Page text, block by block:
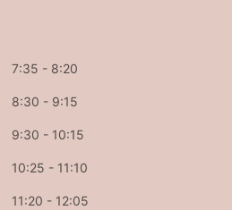
7:35 - 8:20
8:30 - 9:15
9:30 - 10:15
10:25 - 11:10
11:20 - 12:05